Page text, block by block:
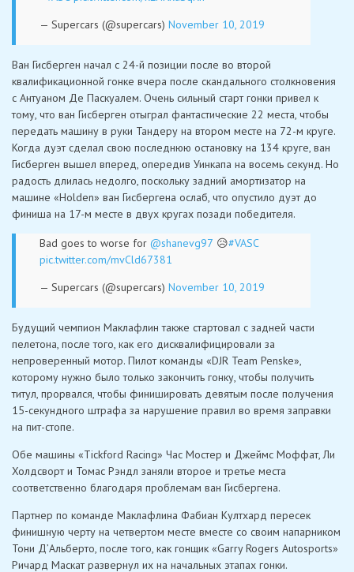
— Supercars (@supercars) November 10, 2019
Ван Гисберген начал с 24-й позиции после во второй
квалификационной гонке вчера после скандального столкновения
с Антуаном Де Паскуалем. Очень сильный старт гонки привел к
тому, что ван Гисберген отыграл фантастические 22 места, чтобы
передать машину в руки Тандеру на втором месте на 72-м круге.
Когда дуэт сделал свою последнюю остановку на 134 круге, ван
Гисберген вышел вперед, опередив Уинкапа на восемь секунд. Но
радость длилась недолго, поскольку задний амортизатор на
машине «Holden» ван Гисбергена ослаб, что опустило дуэт до
финиша на 17-м месте в двух кругах позади победителя.
Bad goes to worse for @shanevg97 😥#VASC
pic.twitter.com/mvCld67381
— Supercars (@supercars) November 10, 2019
Будущий чемпион Маклафлин также стартовал с задней части
пелетона, после того, как его дисквалифицировали за
непроверенный мотор. Пилот команды «DJR Team Penske»,
которому нужно было только закончить гонку, чтобы получить
титул, прорвался, чтобы финишировать девятым после получения
15-секундного штрафа за нарушение правил во время заправки
на пит-стопе.
Обе машины «Tickford Racing» Час Мостер и Джеймс Моффат, Ли
Холдсворт и Томас Рэндл заняли второе и третье места
соответственно благодаря проблемам ван Гисбергена.
Партнер по команде Маклафлина Фабиан Култхард пересек
финишную черту на четвертом месте вместе со своим напарником
Тони Д’Альберто, после того, как гонщик «Garry Rogers Autosports»
Ричард Маскат развернул их на начальных этапах гонки.